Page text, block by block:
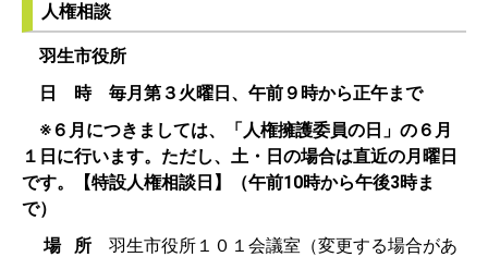
人権相談
羽生市役所
日 時
毎月第３火曜日、午前９時から正午まで
※６月につきましては、「人権擁護委員の日」の６月
１日に行います。ただし、土・日の場合は直近の月曜日
です。【特設人権相談日】（午前10時から午後3時ま
で）
場 所 羽生市役所１０１会議室（変更する場合があ